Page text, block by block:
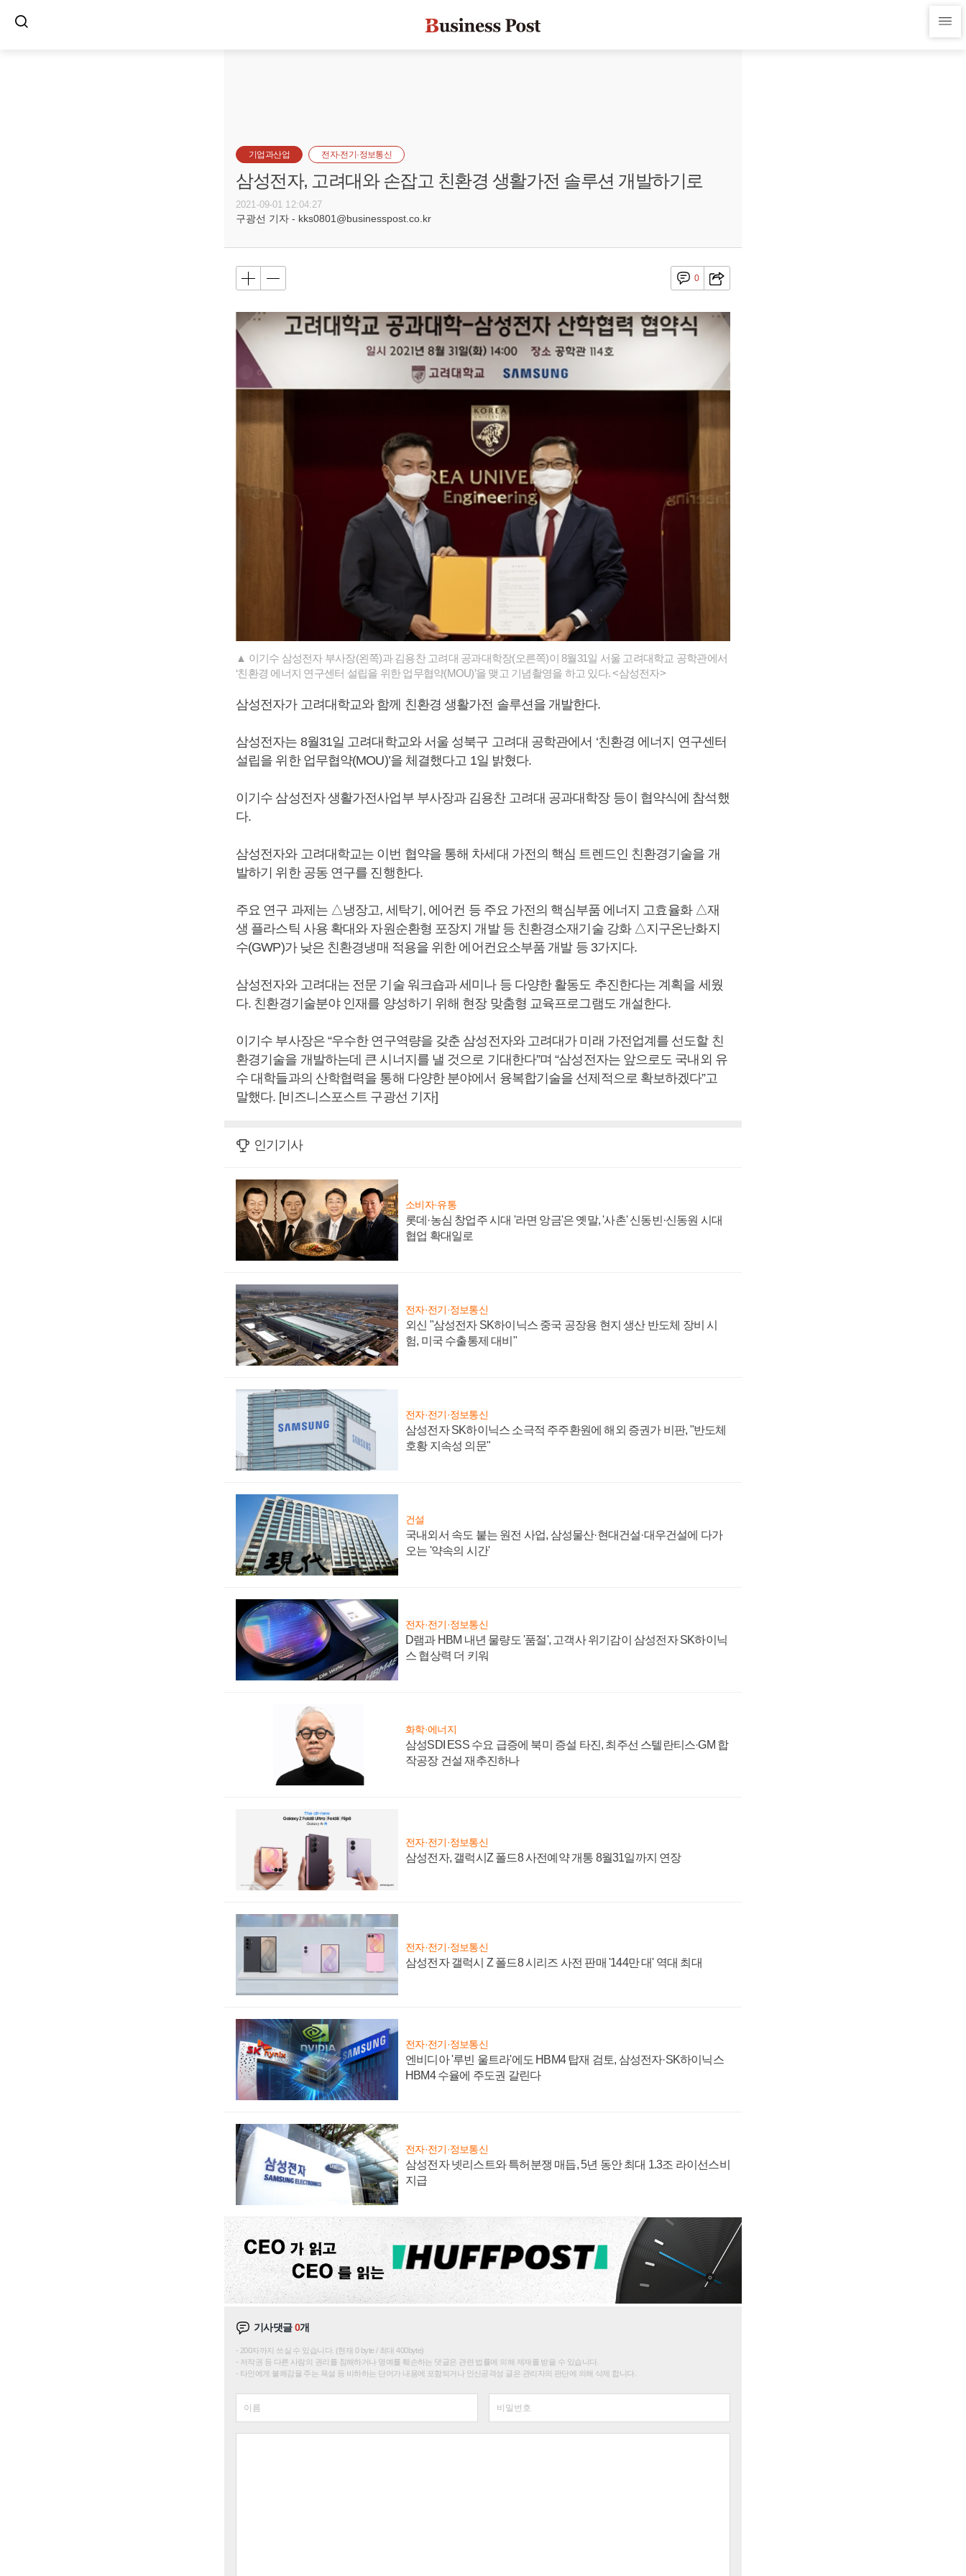
기업과산업 전자·전기·정보통신
삼성전자, 고려대와 손잡고 친환경 생활가전 솔루션 개발하기로
2021-09-01 12:04:27
구광선 기자 - kks0801@businesspost.co.kr
0
▲ 이기수 삼성전자 부사장(왼쪽)과 김용찬 고려대 공과대학장(오른쪽)이 8월31일 서울 고려대학교 공학관에서
‘친환경 에너지 연구센터 설립을 위한 업무협약(MOU)’을 맺고 기념촬영을 하고 있다. <삼성전자>
삼성전자가 고려대학교와 함께 친환경 생활가전 솔루션을 개발한다.
삼성전자는 8월31일 고려대학교와 서울 성북구 고려대 공학관에서 ‘친환경 에너지 연구센터
설립을 위한 업무협약(MOU)’을 체결했다고 1일 밝혔다.
이기수 삼성전자 생활가전사업부 부사장과 김용찬 고려대 공과대학장 등이 협약식에 참석했
다.
삼성전자와 고려대학교는 이번 협약을 통해 차세대 가전의 핵심 트렌드인 친환경기술을 개
발하기 위한 공동 연구를 진행한다.
주요 연구 과제는 △냉장고, 세탁기, 에어컨 등 주요 가전의 핵심부품 에너지 고효율화 △재
생 플라스틱 사용 확대와 자원순환형 포장지 개발 등 친환경소재기술 강화 △지구온난화지
수(GWP)가 낮은 친환경냉매 적용을 위한 에어컨요소부품 개발 등 3가지다.
삼성전자와 고려대는 전문 기술 워크숍과 세미나 등 다양한 활동도 추진한다는 계획을 세웠
다. 친환경기술분야 인재를 양성하기 위해 현장 맞춤형 교육프로그램도 개설한다.
이기수 부사장은 “우수한 연구역량을 갖춘 삼성전자와 고려대가 미래 가전업계를 선도할 친
환경기술을 개발하는데 큰 시너지를 낼 것으로 기대한다”며 “삼성전자는 앞으로도 국내외 유
수 대학들과의 산학협력을 통해 다양한 분야에서 융복합기술을 선제적으로 확보하겠다”고
말했다. [비즈니스포스트 구광선 기자]
인기기사
소비자·유통
롯데·농심 창업주 시대 '라면 앙금'은 옛말, '사촌' 신동빈·신동원 시대
협업 확대일로
전자·전기·정보통신
외신 "삼성전자 SK하이닉스 중국 공장용 현지 생산 반도체 장비 시
험, 미국 수출통제 대비"
전자·전기·정보통신
삼성전자 SK하이닉스 소극적 주주환원에 해외 증권가 비판, "반도체
호황 지속성 의문"
건설
국내외서 속도 붙는 원전 사업, 삼성물산·현대건설·대우건설에 다가
오는 '약속의 시간'
전자·전기·정보통신
D램과 HBM 내년 물량도 '품절', 고객사 위기감이 삼성전자 SK하이닉
스 협상력 더 키워
화학·에너지
삼성SDI ESS 수요 급증에 북미 증설 타진, 최주선 스텔란티스·GM 합
작공장 건설 재추진하나
전자·전기·정보통신
삼성전자, 갤럭시Z 폴드8 사전예약 개통 8월31일까지 연장
전자·전기·정보통신
삼성전자 갤럭시 Z 폴드8 시리즈 사전 판매 '144만 대' 역대 최대
전자·전기·정보통신
엔비디아 '루빈 울트라'에도 HBM4 탑재 검토, 삼성전자·SK하이닉스
HBM4 수율에 주도권 갈린다
전자·전기·정보통신
삼성전자 넷리스트와 특허분쟁 매듭, 5년 동안 최대 1.3조 라이선스비
지급
기사댓글0개
200자까지 쓰실 수 있습니다. (현재 0 byte / 최대 400byte)
저작권 등 다른 사람의 권리를 침해하거나 명예를 훼손하는 댓글은 관련 법률에 의해 제재를 받을 수 있습니다.
타인에게 불쾌감을 주는 욕설 등 비하하는 단어가 내용에 포함되거나 인신공격성 글은 관리자의 판단에 의해 삭제 합니다.